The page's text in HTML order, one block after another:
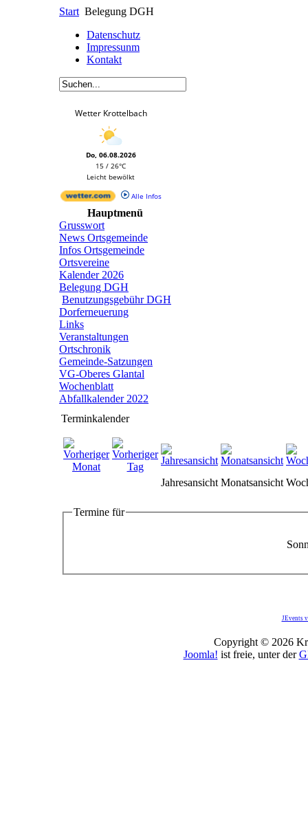
Start Belegung DGH
Datenschutz
Impressunm
Kontakt
Wetter Krottelbach
Do, 06.08.2026
15 / 26°C
Leicht bewölkt
Alle Infos
Hauptmenü
Grusswort
News Ortsgemeinde
Infos Ortsgemeinde
Ortsvereine
Kalender 2026
Belegung DGH
Benutzungsgebühr DGH
Dorferneuerung
Links
Veranstaltungen
Ortschronik
Gemeinde-Satzungen
VG-Oberes Glantal
Wochenblatt
Abfallkalender 2022
Terminkalender
Jahresansicht Monatsansicht
Termine für
JEvents
Copyright © 2026
Joomla! ist freie, unter der